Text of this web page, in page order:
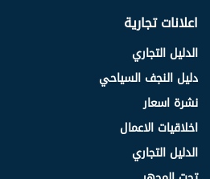
اعلانات تجارية
الدليل التجاري
دليل النجف السياحي
نشرة اسعار
اخلاقيات الاعمال
الدليل التجاري